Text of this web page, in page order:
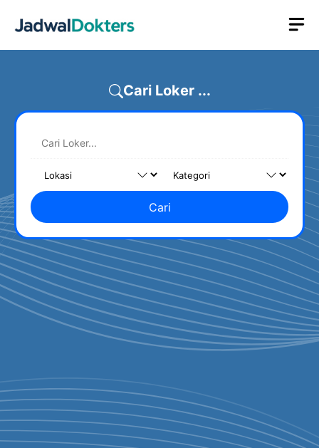
Cari Loker ...
Cari